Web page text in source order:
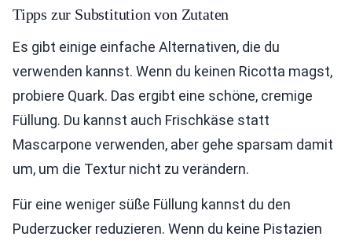
Tipps zur Substitution von Zutaten
Es gibt einige einfache Alternativen, die du
verwenden kannst. Wenn du keinen Ricotta magst,
probiere Quark. Das ergibt eine schöne, cremige
Füllung. Du kannst auch Frischkäse statt
Mascarpone verwenden, aber gehe sparsam damit
um, um die Textur nicht zu verändern.
Für eine weniger süße Füllung kannst du den
Puderzucker reduzieren. Wenn du keine Pistazien